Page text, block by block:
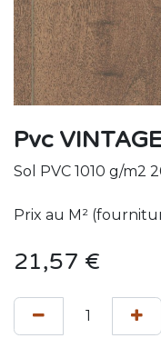
Pvc
Sol PVC 1010 g/m2
Prix au M²
21,57 €